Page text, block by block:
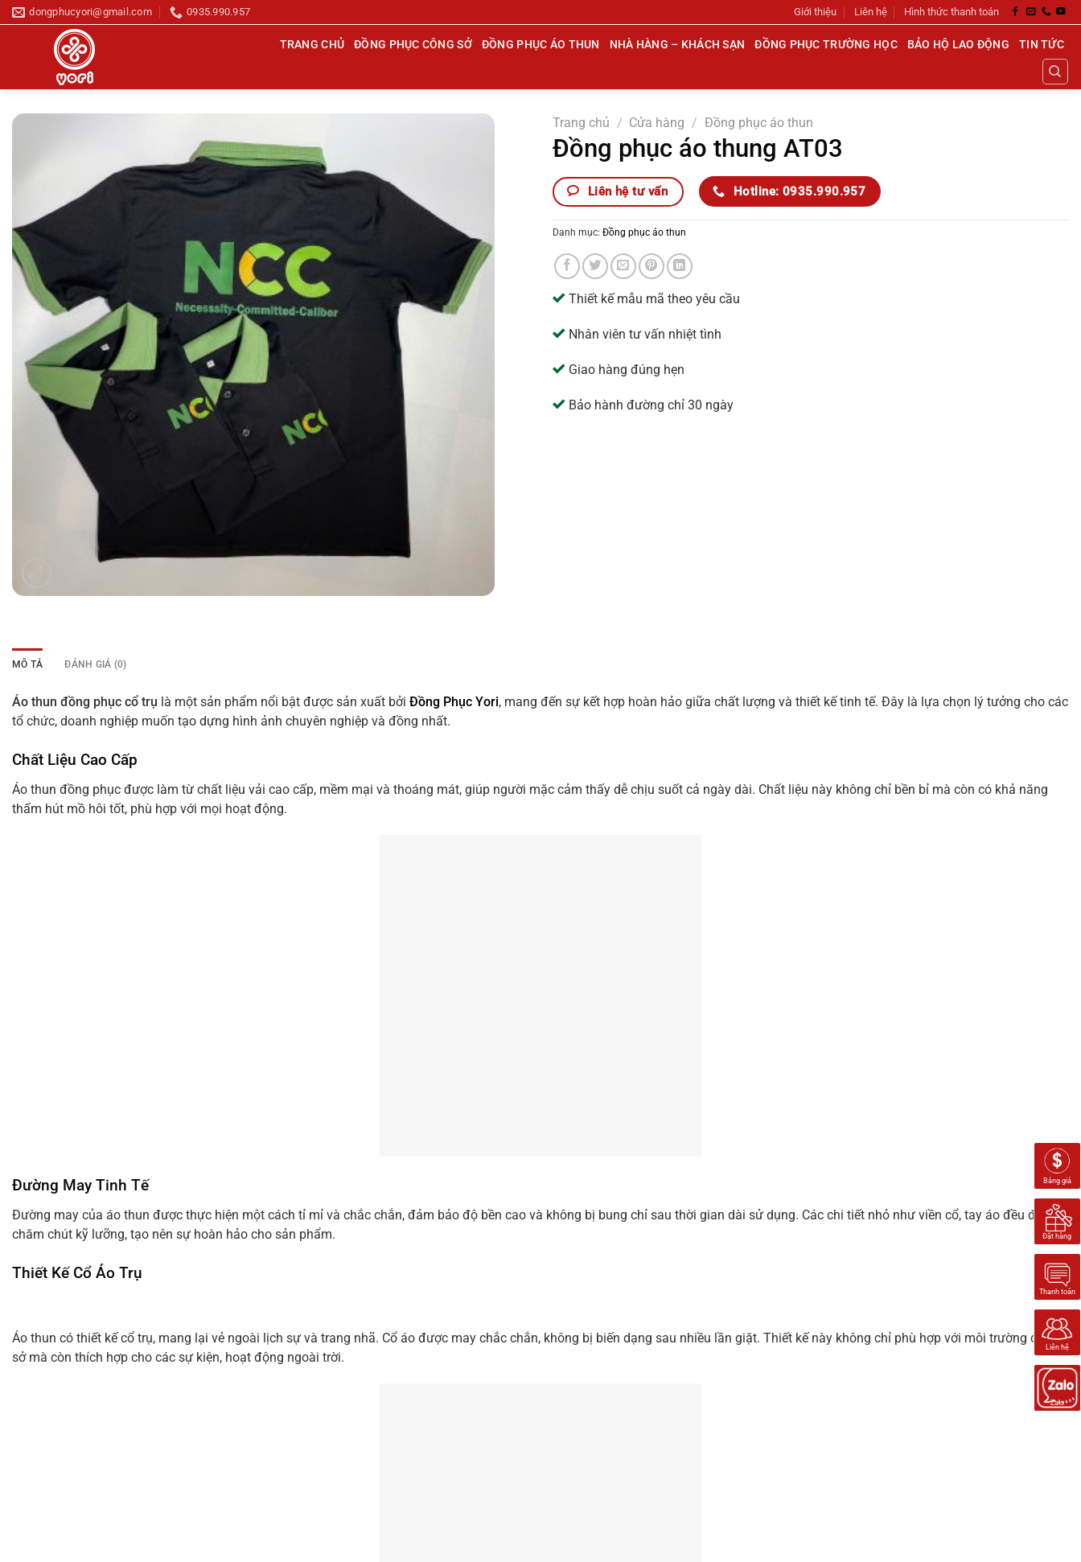
Chuyển
đến
dongphucyori@gmail.com 0935.990.957 Giới thiệu Liên hệ Hình thức thanh toán
TRANG CHỦ ĐỒNG PHỤC CÔNG SỞ ĐỒNG PHỤC ÁO THUN NHÀ HÀNG – KHÁCH SẠN ĐỒNG PHỤC TRƯỜNG HỌC BẢO HỘ LAO ĐỘNG TIN TỨC
Trang chủ / Cửa hàng / Đồng phục áo thun
Đồng phục áo thung AT03
Liên hệ tư vấn Hotline: 0935.990.957
Danh mục: Đồng phục áo thun
Thiết kế mẫu mã theo yêu cầu
Nhân viên tư vấn nhiệt tình
Giao hàng đúng hẹn
Bảo hành đường chỉ 30 ngày
MÔ TẢ ĐÁNH GIÁ (0)
Áo thun đồng phục cổ trụ là một sản phẩm nổi bật được sản xuất bởi Đồng Phục Yori, mang đến sự kết hợp hoàn hảo giữa chất lượng và thiết kế tinh tế. Đây là lựa chọn lý tưởng cho các
tổ chức, doanh nghiệp muốn tạo dựng hình ảnh chuyên nghiệp và đồng nhất.
Chất Liệu Cao Cấp
Áo thun đồng phục được làm từ chất liệu vải cao cấp, mềm mại và thoáng mát, giúp người mặc cảm thấy dễ chịu suốt cả ngày dài. Chất liệu này không chỉ bền bỉ mà còn có khả năng
thấm hút mồ hôi tốt, phù hợp với mọi hoạt động.
Đường May Tinh Tế
Đường may của áo thun được thực hiện một cách tỉ mỉ và chắc chắn, đảm bảo độ bền cao và không bị bung chỉ sau thời gian dài sử dụng. Các chi tiết nhỏ như viền cổ, tay áo đều được
chăm chút kỹ lưỡng, tạo nên sự hoàn hảo cho sản phẩm.
Thiết Kế Cổ Áo Trụ
Áo thun có thiết kế cổ trụ, mang lại vẻ ngoài lịch sự và trang nhã. Cổ áo được may chắc chắn, không bị biến dạng sau nhiều lần giặt. Thiết kế này không chỉ phù hợp với môi trường công
sở mà còn thích hợp cho các sự kiện, hoạt động ngoài trời.
Bảng giá
Đặt hàng
Thanh toán
Liên hệ
Zalo